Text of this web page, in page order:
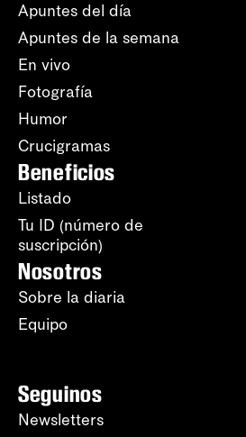
Apuntes del día
Apuntes de la semana
En vivo
Fotografía
Humor
Crucigramas
Beneficios
Listado
Tu ID (número de
suscripción)
Nosotros
Sobre la diaria
Equipo
Seguinos
Newsletters